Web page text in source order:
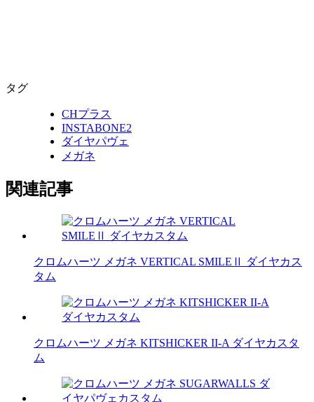
タグ
CHプラス
INSTABONE2
ダイヤパヴェ
メガネ
関連記事
クロムハーツ メガネ VERTICAL SMILEⅡ ダイヤカス
タム
クロムハーツ メガネ KITSHICKER II-A ダイヤカスタ
ム